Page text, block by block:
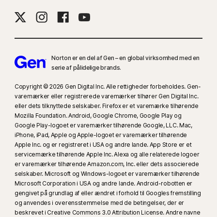
Baseret på en test af otte andre førende VPN-produkter udvalgt af Gen i
For at deaktivere de fleste systembeskeder i Windows skal
Automatisk beskyttelse mod deepfakes virker kun for videoer på
engelsk på understøttede sociale medier/videoplatforme. Brug manuel
scanning på andre platforme. Kræver Windows 11 eller nyere og en
understøttet browser. Automatisk registrering kræver desuden enten en
AI-pc (minimum 8-kernet Qualcomm- eller Intel-CPU, 16 GB RAM) eller en
ikke-AI-pc (minimum 6-kernet CPU fra et vilkårligt mærke, 16 GB RAM). På
ikke-AI-pc'er med minimum en 4-kernet CPU, 8 GB RAM kan du kun
scanne manuelt. Se alle oplysninger påNorton.com/deepfakesupport
Beskyttelse mod deepfakes i AI-assistenten Norton Genie er i
Norton er en del af Gen – en global virksomhed med en
serie af pålidelige brands.
Copyright © 2026 Gen Digital Inc. Alle rettigheder forbeholdes. Gen-
varemærker eller registrerede varemærker tilhører Gen Digital Inc.
eller dets tilknyttede selskaber. Firefox er et varemærke tilhørende
Mozilla Foundation. Android, Google Chrome, Google Play og
Google Play-logoet er varemærker tilhørende Google, LLC. Mac,
iPhone, iPad, Apple og Apple-logoet er varemærker tilhørende
Apple Inc. og er registreret i USA og andre lande. App Store er et
servicemærke tilhørende Apple Inc. Alexa og alle relaterede logoer
er varemærker tilhørende Amazon.com, Inc. eller dets associerede
selskaber. Microsoft og Windows-logoet er varemærker tilhørende
Microsoft Corporation i USA og andre lande. Android-robotten er
gengivet på grundlag af eller ændret i forhold til Googles fremstilling
og anvendes i overensstemmelse med de betingelser, der er
beskrevet i Creative Commons 3.0 Attribution License. Andre navne